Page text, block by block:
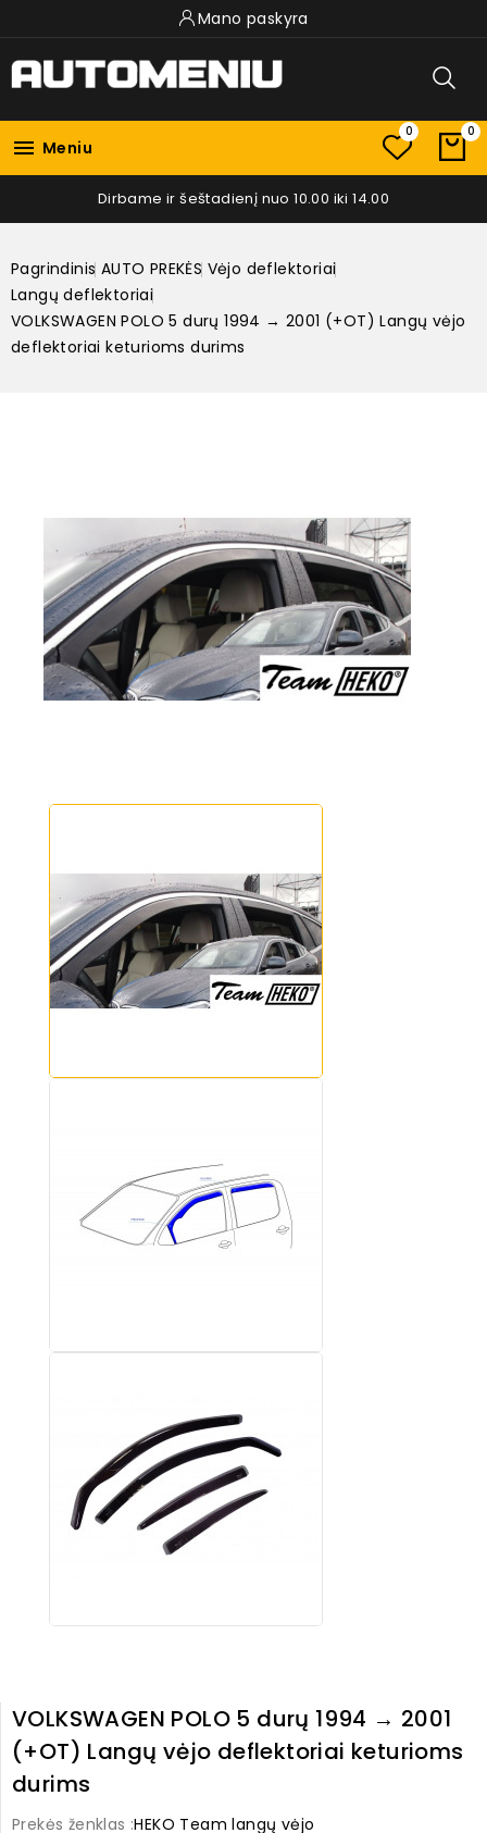
Mano paskyra
 Meniu
0 0
Dirbame ir šeštadienį nuo 10.00 iki 14.00
Pagrindinis AUTO PREKĖS Vėjo deflektoriai
Langų deflektoriai
VOLKSWAGEN POLO 5 durų 1994 → 2001 (+OT) Langų vėjo
deflektoriai keturioms durims
VOLKSWAGEN POLO 5 durų 1994 → 2001
(+OT) Langų vėjo deflektoriai keturioms
durims
Prekės ženklas :HEKO Team langų vėjo